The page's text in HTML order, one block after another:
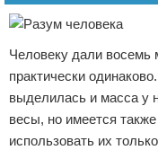
Человеку дали восемь
практически
выделилась и масса у
весы, но имеется
использовать их